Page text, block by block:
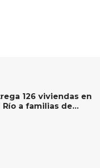
126 viviendas en
Río a familias de